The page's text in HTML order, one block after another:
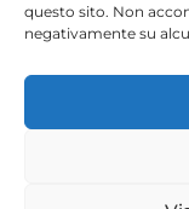
questo sito. Non
negativamente su
055 894991